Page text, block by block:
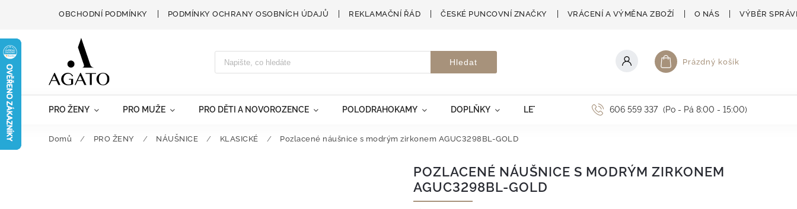
OBCHODNÍ PODMÍNKY PODMÍNKY OCHRANY OSOBNÍCH ÚDAJŮ REKLAMAČNÍ ŘÁD ČESKÉ PUNCOVNÍ ZNAČKY VRÁCENÍ A VÝMĚNA ZBOŽÍ O NÁS VÝBĚR
Hledat Nákupní košík
Prázdný košík
PRO ŽENY PRO MUŽE PRO DĚTI A NOVOROZENCE POLODRAHOKAMY DOPLŇKY LETNÍ AKCE 606 559 337 (Po - Pá 8:00 - 15:00)
Domů / PRO ŽENY / NÁUŠNICE / KLASICKÉ / Pozlacené náušnice s modrým zirkonem AGUC3298BL-GOLD
POZLACENÉ NÁUŠNICE S MODRÝM ZIRKONEM
AGUC3298BL-GOLD